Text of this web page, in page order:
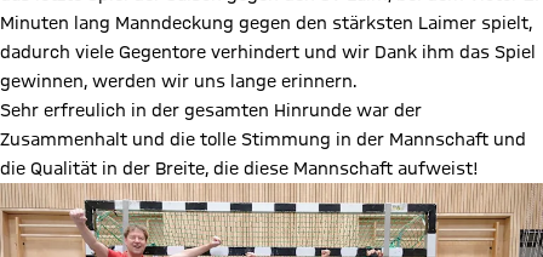
Minuten lang Manndeckung gegen den stärksten Laimer spielt,
dadurch viele Gegentore verhindert und wir Dank ihm das Spiel
gewinnen, werden wir uns lange erinnern.
Sehr erfreulich in der gesamten Hinrunde war der
Zusammenhalt und die tolle Stimmung in der Mannschaft und
die Qualität in der Breite, die diese Mannschaft aufweist!